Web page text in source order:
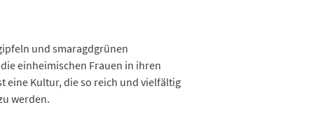
und smaragdgrünen
einheimischen Frauen in ihren
eine Kultur, die so reich und vielfältig
werden.